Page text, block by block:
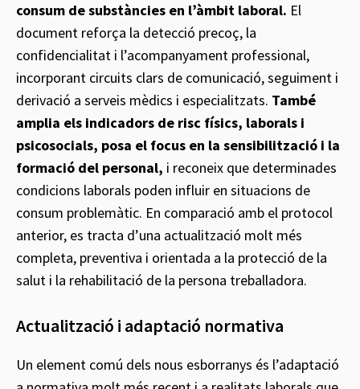
consum de substàncies en l’àmbit laboral. El
document reforça la detecció precoç, la
confidencialitat i l’acompanyament professional,
incorporant circuits clars de comunicació, seguiment i
derivació a serveis mèdics i especialitzats. També
amplia els indicadors de risc físics, laborals i
psicosocials, posa el focus en la sensibilització i la
formació del personal, i reconeix que determinades
condicions laborals poden influir en situacions de
consum problemàtic. En comparació amb el protocol
anterior, es tracta d’una actualització molt més
completa, preventiva i orientada a la protecció de la
salut i la rehabilitació de la persona treballadora.
Actualització i adaptació normativa
Un element comú dels nous esborranys és l’adaptació